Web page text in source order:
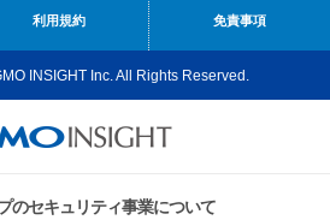
利用規約 免責事項
INSIGHT Inc. All Rights Reserved.
のセキュリティ事業について